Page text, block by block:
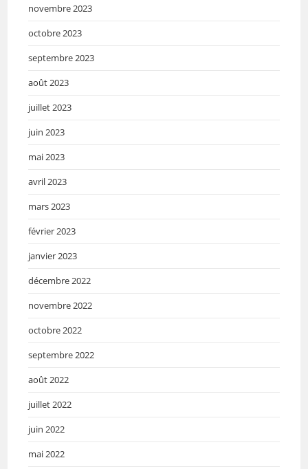
novembre 2023
octobre 2023
septembre 2023
août 2023
juillet 2023
juin 2023
mai 2023
avril 2023
mars 2023
février 2023
janvier 2023
décembre 2022
novembre 2022
octobre 2022
septembre 2022
août 2022
juillet 2022
juin 2022
mai 2022